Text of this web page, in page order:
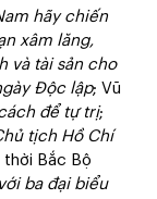
hãy chiến
xâm lăng,
và tài sản cho
Độc lập; Vũ
để tự trị;
tịch Hồ Chí
thời Bắc Bộ
ba đại biểu